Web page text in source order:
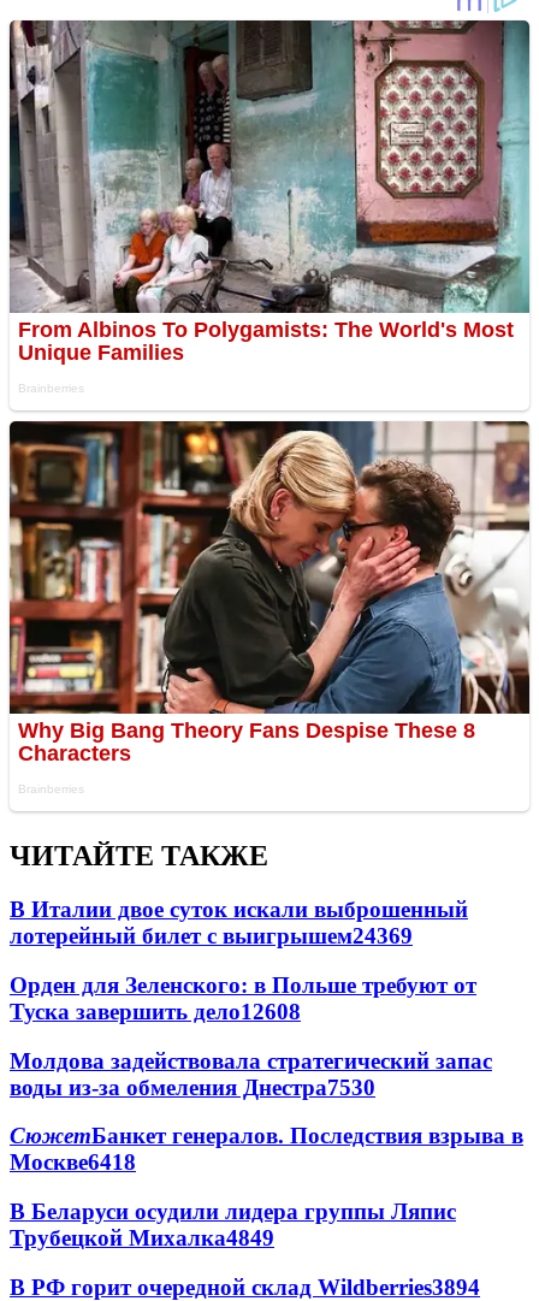
ЧИТАЙТЕ ТАКЖЕ
В Италии двое суток искали выброшенный
лотерейный билет с выигрышем24369
Орден для Зеленского: в Польше требуют от
Туска завершить дело12608
Молдова задействовала стратегический запас
воды из-за обмеления Днестра7530
СюжетБанкет генералов. Последствия взрыва в
Москве6418
В Беларуси осудили лидера группы Ляпис
Трубецкой Михалка4849
В РФ горит очередной склад Wildberries3894